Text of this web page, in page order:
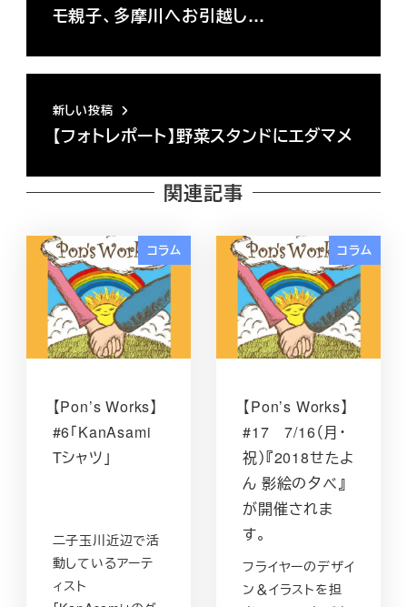
モ親子、多摩川へお引越し…
新しい投稿
【フォトレポート】野菜スタンドにエダマメ
関連記事
コラム
【Pon’s Works】
#6「KanAsami
Tシャツ」
二子玉川近辺で活
動しているアーテ
ィスト
コラム
【Pon’s Works】
#17 7/16（月・
祝）『2018せたよ
ん 影絵の夕べ』
が開催されま
す。
フライヤーのデザイ
ン＆イラストを担